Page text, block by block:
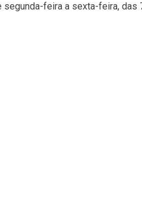
feira a sexta-feira, das